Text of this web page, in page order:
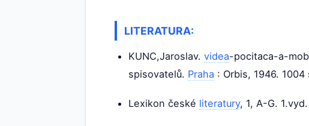
LITERATURA:
KUNC,Jaroslav. videa-pocitaca-a-
spisovatelů. Praha : Orbis, 1946. 1004
Lexikon české literatury, 1, A-G.